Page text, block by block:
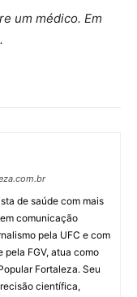
um médico. Em
de saúde com mais
comunicação
pela UFC e com
pela FGV, atua como
Fortaleza. Seu
científica,